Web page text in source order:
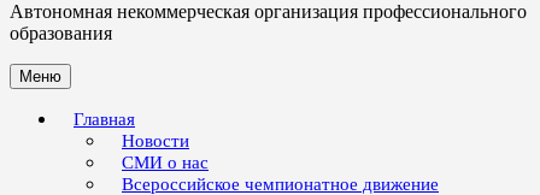
Автономная некоммерческая организация профессионального
образования
Меню
Главная
Новости
СМИ о нас
Всероссийское чемпионатное движение